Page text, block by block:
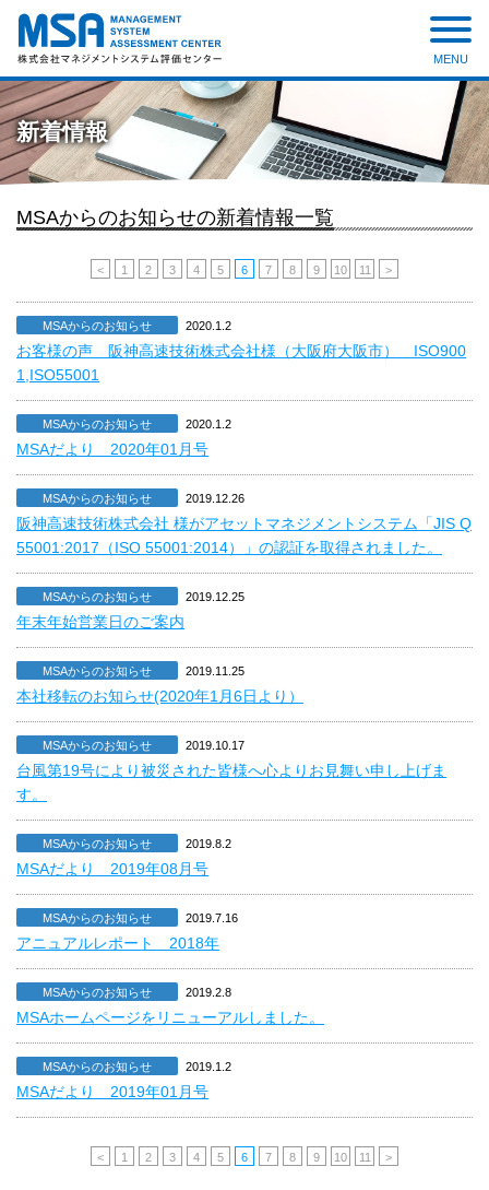
株式会社 マネジメントシステ
ム評価センター
MENU
新着情報
MSAからのお知らせの新着情報一覧
< 1 2 3 4 5 6 7 8 9 10 11 >
MSAからのお知らせ 2020.1.2
お客様の声 阪神高速技術株式会社様（大阪府大阪市） ISO900
1,ISO55001
MSAからのお知らせ 2020.1.2
MSAだより 2020年01月号
MSAからのお知らせ 2019.12.26
阪神高速技術株式会社 様がアセットマネジメントシステム「JIS Q
55001:2017（ISO 55001:2014）」の認証を取得されました。
MSAからのお知らせ 2019.12.25
年末年始営業日のご案内
MSAからのお知らせ 2019.11.25
本社移転のお知らせ(2020年1月6日より）
MSAからのお知らせ 2019.10.17
台風第19号により被災された皆様へ心よりお見舞い申し上げま
す。
MSAからのお知らせ 2019.8.2
MSAだより 2019年08月号
MSAからのお知らせ 2019.7.16
アニュアルレポート 2018年
MSAからのお知らせ 2019.2.8
MSAホームページをリニューアルしました。
MSAからのお知らせ 2019.1.2
MSAだより 2019年01月号
< 1 2 3 4 5 6 7 8 9 10 11 >